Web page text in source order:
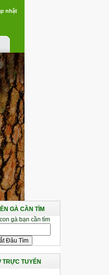
nhật
GÀ CẦN TÌM
gà bạn cần tìm
TRỰC TUYẾN